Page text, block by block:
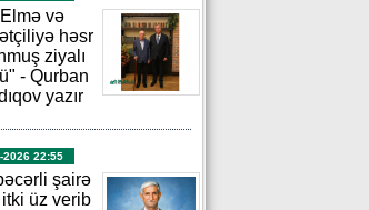
və
həsr
ziyalı
- Qurban
yazır
2026 22:55
şairə
itki üz verib